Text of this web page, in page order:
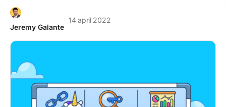
Jeremy Galante
14 april 2022